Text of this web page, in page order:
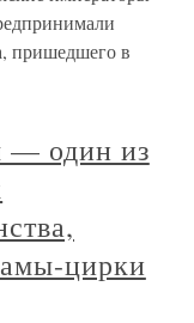
пришедшего в
— один из
цирки